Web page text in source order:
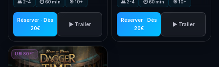
👥 2-4 ⏱ 60 min 🎯 10+
Réserver · Dès
20€
▶ Trailer
Nebka.
👥 2-4 ⏱ 60 min 🎯 10+
Réserver · Dès
20€
▶ Trailer
UBISOFT